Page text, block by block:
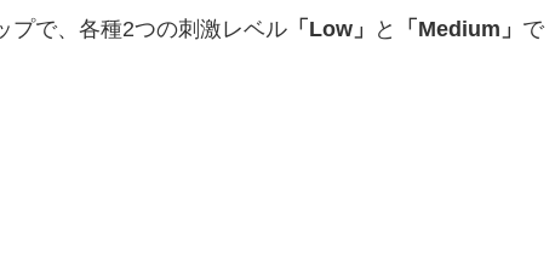
プで、各種2つの刺激レベル 「Low」 と 「Medium」 で